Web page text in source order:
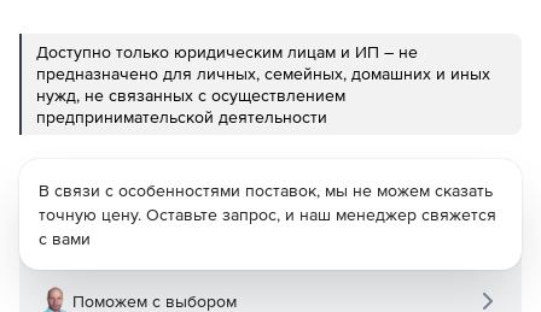
Доступно только юридическим лицам и ИП – не
предназначено для личных, семейных, домашних и иных
нужд, не связанных с осуществлением
предпринимательской деятельности
В связи с особенностями поставок, мы не можем сказать
точную цену. Оставьте запрос, и наш менеджер свяжется
с вами
Поможем с выбором